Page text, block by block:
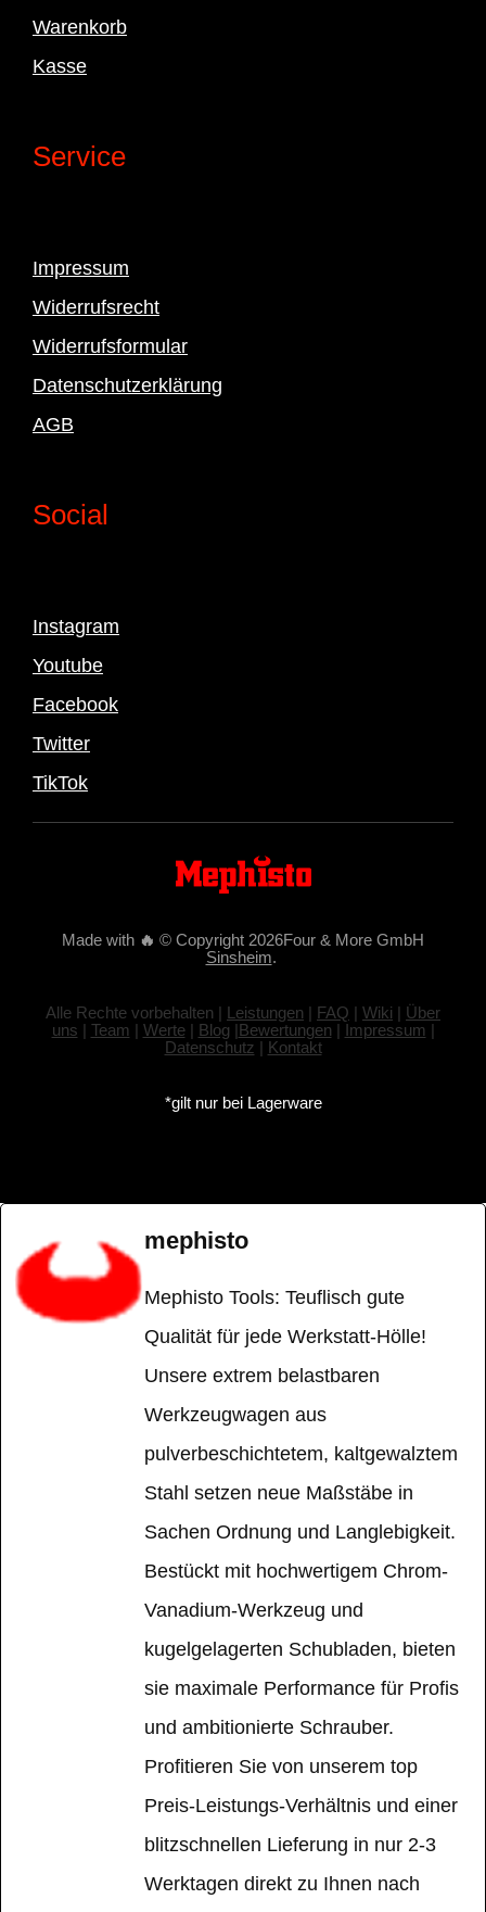
Warenkorb
Kasse
Service
Impressum
Widerrufsrecht
Widerrufsformular
Datenschutzerklärung
AGB
Social
Instagram
Youtube
Facebook
Twitter
TikTok
Made with 🔥 © Copyright 2026Four & More GmbH
Sinsheim.
Alle Rechte vorbehalten | Leistungen | FAQ | Wiki | Über
uns | Team | Werte| Blog |Bewertungen | Impressum |
Datenschutz | Kontakt
*gilt nur bei Lagerware
mephisto
Mephisto Tools: Teuflisch gute
Qualität für jede Werkstatt-Hölle!
Unsere extrem belastbaren
Werkzeugwagen aus
pulverbeschichtetem, kaltgewalztem
Stahl setzen neue Maßstäbe in
Sachen Ordnung und Langlebigkeit.
Bestückt mit hochwertigem Chrom-
Vanadium-Werkzeug und
kugelgelagerten Schubladen, bieten
sie maximale Performance für Profis
und ambitionierte Schrauber.
Profitieren Sie von unserem top
Preis-Leistungs-Verhältnis und einer
blitzschnellen Lieferung in nur 2-3
Werktagen direkt zu Ihnen nach